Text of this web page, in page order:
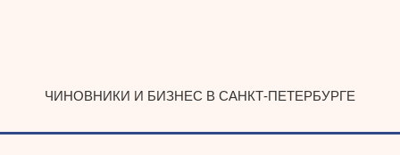
ЧИНОВНИКИ И БИЗНЕС В САНКТ-ПЕТЕРБУРГЕ